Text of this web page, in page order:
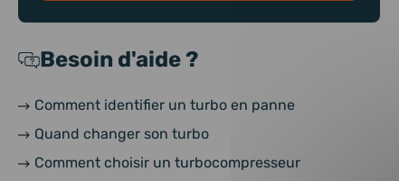
Besoin d'aide ?
Comment identifier un turbo en panne
Quand changer son turbo
Comment choisir un turbocompresseur